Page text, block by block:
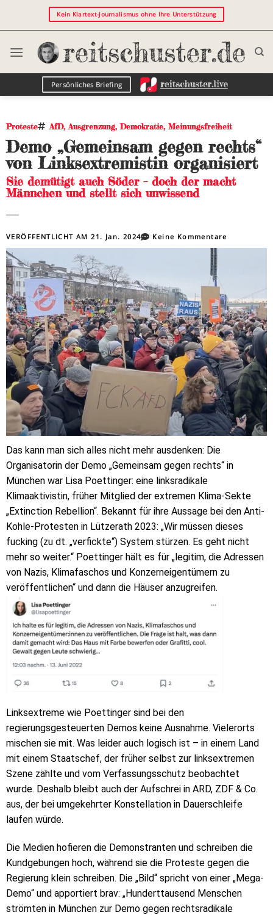
Kein Klartext-Journalismus ohne Ihre Unterstützung
Persönliches Briefing
Proteste AfD, Ausgrenzung,Demokratie, Meinungsfreiheit
Demo „Gemeinsam gegen rechts“
von Linksextremistin organisiert
Sie demütigt auch Söder – doch der macht
Männchen und stellt sich unwissend
VERÖFFENTLICHT AM21. Jan. 2024 Keine Kommentare
Das kann man sich alles nicht mehr ausdenken: Die
Organisatorin der Demo „Gemeinsam gegen rechts“ in
München war Lisa Poettinger: eine linksradikale
Klimaaktivistin, früher Mitglied der extremen Klima-Sekte
„Extinction Rebellion“. Bekannt für ihre Aussage bei den Anti-
Kohle-Protesten in Lützerath 2023: „Wir müssen dieses
fucking (zu dt. „verfickte“) System stürzen. Es geht nicht
mehr so weiter.“ Poettinger hält es für „legitim, die Adressen
von Nazis, Klimafaschos und Konzerneigentümern zu
veröffentlichen“ und dann die Häuser anzugreifen.
Linksextreme wie Poettinger sind bei den
regierungsgesteuerten Demos keine Ausnahme. Vielerorts
mischen sie mit. Was leider auch logisch ist – in einem Land
mit einem Staatschef, der früher selbst zur linksextremen
Szene zählte und vom Verfassungsschutz beobachtet
wurde. Deshalb bleibt auch der Aufschrei in ARD, ZDF & Co.
aus, der bei umgekehrter Konstellation in Dauerschleife
laufen würde.
Die Medien hofieren die Demonstranten und schreiben die
Kundgebungen hoch, während sie die Proteste gegen die
Regierung klein schreiben. Die „Bild“ spricht von einer „Mega-
Demo“ und apportiert brav: „Hunderttausend Menschen
strömten in München zur Demo gegen rechtsradikale